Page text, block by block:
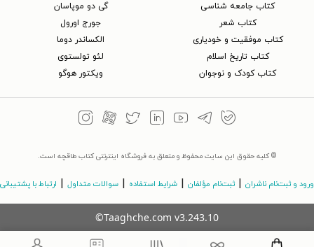
کتاب جامعه شناسی
کتاب شعر
کتاب موفقیت و خودیاری
کتاب تاریخ اسلام
کتاب کودک و نوجوان
گی دو موپاسان
جورج اورول
الکساندر دوما
لئو تولستوی
ویکتور هوگو
© کلیه حقوق این سایت محفوظ و متعلق به فروشگاه اینترنتی کتاب طاقچه است.
ورود و ثبت‌نام ناشران ثبت‌نام مؤلفان شرایط استفاده سوالات متداول ارتباط با پشتیبانی
©Taaghche.com v3.243.10